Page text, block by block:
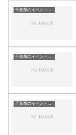
千葉県のイベント会場一覧
千葉県のイベント会場一覧
千葉県のイベント会場一覧